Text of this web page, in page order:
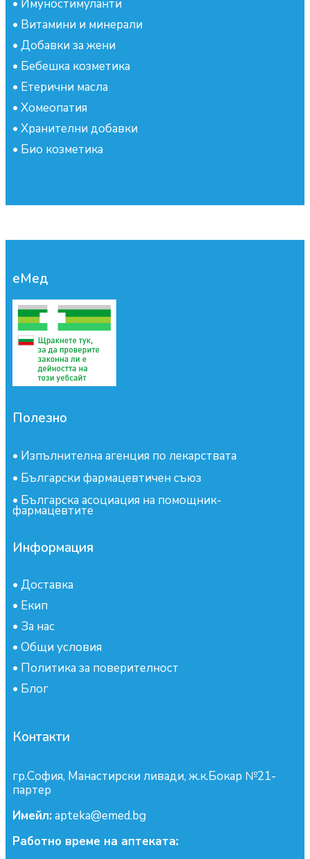
• Имуностимуланти
• Витамини и минерали
• Добавки за жени
• Бебешка козметика
• Етерични масла
• Хомеопатия
• Хранителни добавки
• Био козметика
еМед
Полезно
• Изпълнителна агенция по лекарствата
• Български фармацевтичен съюз
• Българска асоциация на помощник-
фармацевтите
Информация
• Доставка
• Екип
• За нас
• Общи условия
• Политика за поверителност
• Блог
Контакти
гр.София, Манастирски ливади, ж.к.Бокар №21-
партер
Имейл:apteka@emed.bg
Работно време на аптеката: